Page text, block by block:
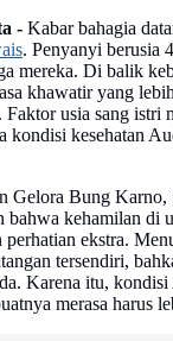
- Kabar bahagia
. Penyanyi berusia
mereka. Di balik
khawatir yang
Faktor usia sang istri
kondisi kesehatan
Gelora Bung
kehamilan di
ekstra.
tersendiri,
Karena itu,
merasa harus